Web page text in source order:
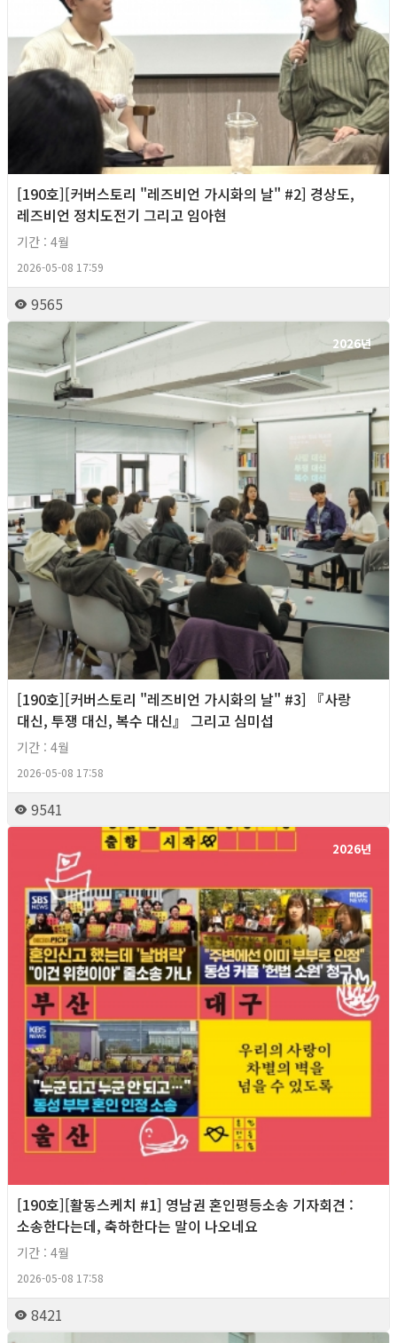
[190호][커버스토리 "레즈비언 가시화의 날" #2] 경상도,
레즈비언 정치도전기 그리고 임아현
기간 : 4월
2026-05-08 17:59
9565
2026년
[190호][커버스토리 "레즈비언 가시화의 날" #3] 『사랑
대신, 투쟁 대신, 복수 대신』 그리고 심미섭
기간 : 4월
2026-05-08 17:58
9541
2026년
[190호][활동스케치 #1] 영남권 혼인평등소송 기자회견​ :
소송한다는데, 축하한다는 말이 나오네요
기간 : 4월
2026-05-08 17:58
8421